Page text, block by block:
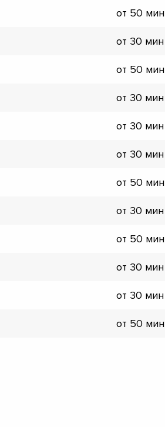
от 50 мин
от 30 мин
от 50 мин
от 30 мин
от 30 мин
от 30 мин
от 50 мин
от 30 мин
от 50 мин
от 30 мин
от 30 мин
от 50 мин